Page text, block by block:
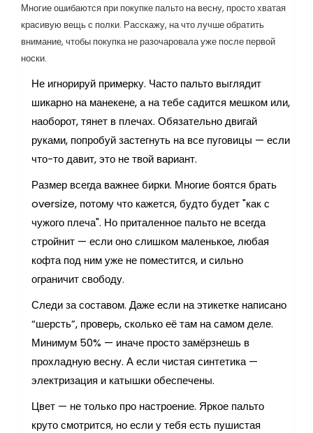
Многие ошибаются при покупке пальто на весну, просто хватая
красивую вещь с полки. Расскажу, на что лучше обратить
внимание, чтобы покупка не разочаровала уже после первой
носки.
Не игнорируй примерку. Часто пальто выглядит
шикарно на манекене, а на тебе садится мешком или,
наоборот, тянет в плечах. Обязательно двигай
руками, попробуй застегнуть на все пуговицы — если
что-то давит, это не твой вариант.
Размер всегда важнее бирки. Многие боятся брать
oversize, потому что кажется, будто будет "как с
чужого плеча". Но приталенное пальто не всегда
стройнит — если оно слишком маленькое, любая
кофта под ним уже не поместится, и сильно
ограничит свободу.
Следи за составом. Даже если на этикетке написано
“шерсть”, проверь, сколько её там на самом деле.
Минимум 50% — иначе просто замёрзнешь в
прохладную весну. А если чистая синтетика —
электризация и катышки обеспечены.
Цвет — не только про настроение. Яркое пальто
круто смотрится, но если у тебя есть пушистая